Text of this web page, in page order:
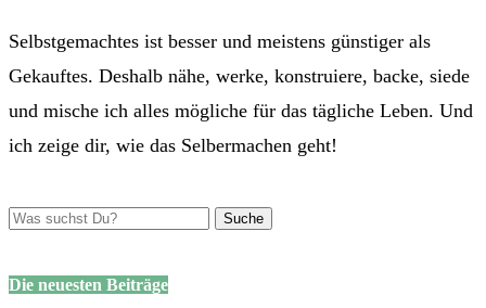
Selbstgemachtes ist besser und meistens günstiger als
Gekauftes. Deshalb nähe, werke, konstruiere, backe, siede
und mische ich alles mögliche für das tägliche Leben. Und
ich zeige dir, wie das Selbermachen geht!
Die neuesten Beiträge